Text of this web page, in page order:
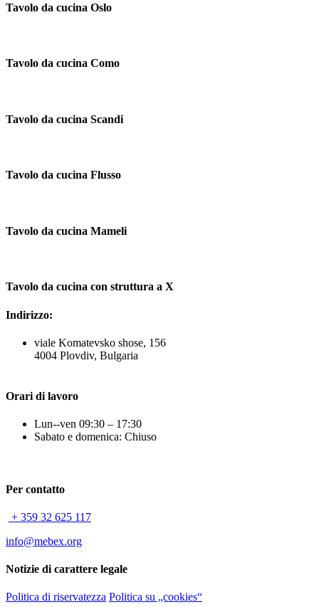
Tavolo da cucina Oslo
Tavolo da cucina Como
Tavolo da cucina Scandi
Tavolo da cucina Flusso
Tavolo da cucina Mameli
Tavolo da cucina con struttura a X
Indirizzo:
viale Komatevsko shose, 156
4004 Plovdiv, Bulgaria
Orari di lavoro
Lun--ven 09:30 – 17:30
Sabato e domenica: Chiuso
Per contatto
+ 359 32 625 117
info@mebex.org
Notizie di carattere legale
Politica di riservatezza Politica su „cookies“